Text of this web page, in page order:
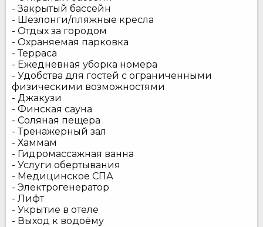
- Закрытый бассейн
- Шезлонги/пляжные кресла
- Отдых за городом
- Охраняемая парковка
- Терраса
- Ежедневная уборка номера
- Удобства для гостей с ограниченными
физическими возможностями
- Джакузи
- Финская сауна
- Соляная пещера
- Тренажерный зал
- Хаммам
- Гидромассажная ванна
- Услуги обертывания
- Медицинское СПА
- Электрогенератор
- Лифт
- Укрытие в отеле
- Выход к водоёму